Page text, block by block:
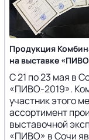
Продукция
на выставке
С 21 по 23 мая в
«ПИВО-2019».
участник этого
ассортимент
выставочной
«ПИВО» в Сочи